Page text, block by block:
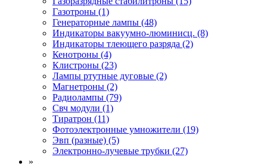
Газотроны (1)
Генераторные лампы (48)
Индикаторы вакуумно-люминисц. (8)
Индикаторы тлеющего разряда (2)
Кенотроны (4)
Клистроны (23)
Лампы ртутные дуговые (2)
Магнетроны (2)
Радиолампы (79)
Свч модули (1)
Тиратрон (11)
Фотоэлектронные умножители (19)
Эвп (разные) (5)
Электронно-лучевые трубки (27)
»